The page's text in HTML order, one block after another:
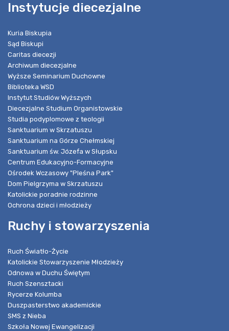
Instytucje diecezjalne
Kuria Biskupia
Sąd Biskupi
Caritas diecezji
Archiwum diecezjalne
Wyższe Seminarium Duchowne
Biblioteka WSD
Instytut Studiów Wyższych
Diecezjalne Studium Organistowskie
Studia podyplomowe z teologii
Sanktuarium w Skrzatuszu
Sanktuarium na Górze Chełmskiej
Sanktuarium św. Józefa w Słupsku
Centrum Edukacyjno-Formacyjne
Ośrodek Wczasowy "Pleśna Park"
Dom Pielgrzyma w Skrzatuszu
Katolickie poradnie rodzinne
Ochrona dzieci i młodzieży
Ruchy i stowarzyszenia
Ruch Światło-Życie
Katolickie Stowarzyszenie Młodzieży
Odnowa w Duchu Świętym
Ruch Szensztacki
Rycerze Kolumba
Duszpasterstwo akademickie
SMS z Nieba
Szkoła Nowej Ewangelizacji